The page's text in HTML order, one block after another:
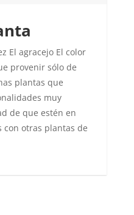
El agracejo El color
provenir sólo de
plantas que
muy
de que estén en
con otras plantas de